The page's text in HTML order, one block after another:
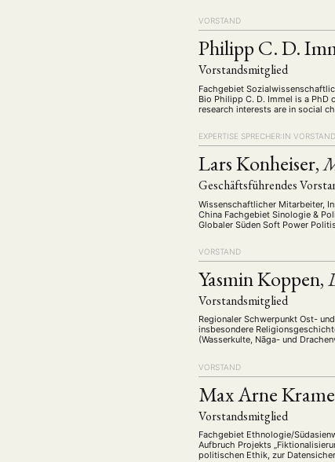
VORSTAND
Philipp C. D.
Vorstandsmitglied
Fachgebiet
Bio Philipp C. D. Immel is a PhD
research interests are in social
EXPERTISE SPRECHER:IN VORSTAND
Lars Konheiser,
Geschäftsführendes
Wissenschaftlicher Mitarbeiter,
China Fachgebiet Sinologie &
Globaler Süden Soft Power
VORSTAND
Yasmin Koppen,
Vorstandsmitglied
Regionaler Schwerpunkt Ost-
insbesondere
(Wasserkulte, Nāga- und
VORSTAND
Max Arne
Vorstandsmitglied
Fachgebiet Ethnologie/
Aufbruch Projekts
politischen Ethik, zur